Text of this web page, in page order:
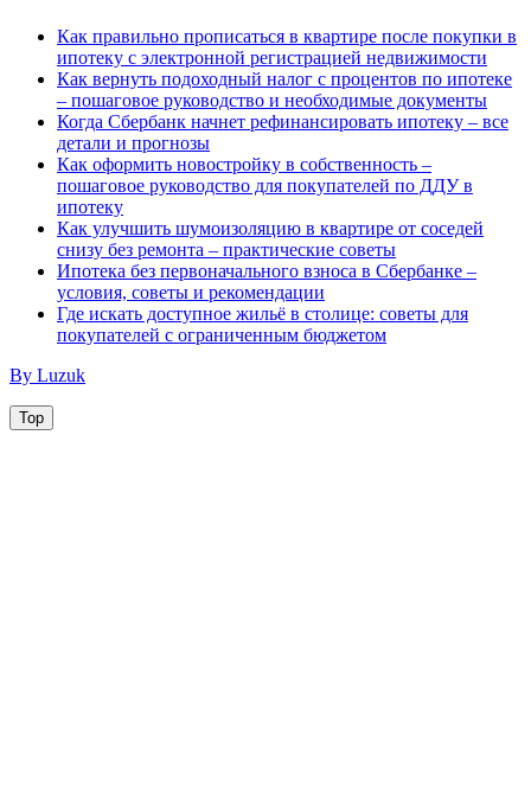
Как правильно прописаться в квартире после покупки в
ипотеку с электронной регистрацией недвижимости
Как вернуть подоходный налог с процентов по ипотеке
– пошаговое руководство и необходимые документы
Когда Сбербанк начнет рефинансировать ипотеку – все
детали и прогнозы
Как оформить новостройку в собственность –
пошаговое руководство для покупателей по ДДУ в
ипотеку
Как улучшить шумоизоляцию в квартире от соседей
снизу без ремонта – практические советы
Ипотека без первоначального взноса в Сбербанке –
условия, советы и рекомендации
Где искать доступное жильё в столице: советы для
покупателей с ограниченным бюджетом
By Luzuk
Top